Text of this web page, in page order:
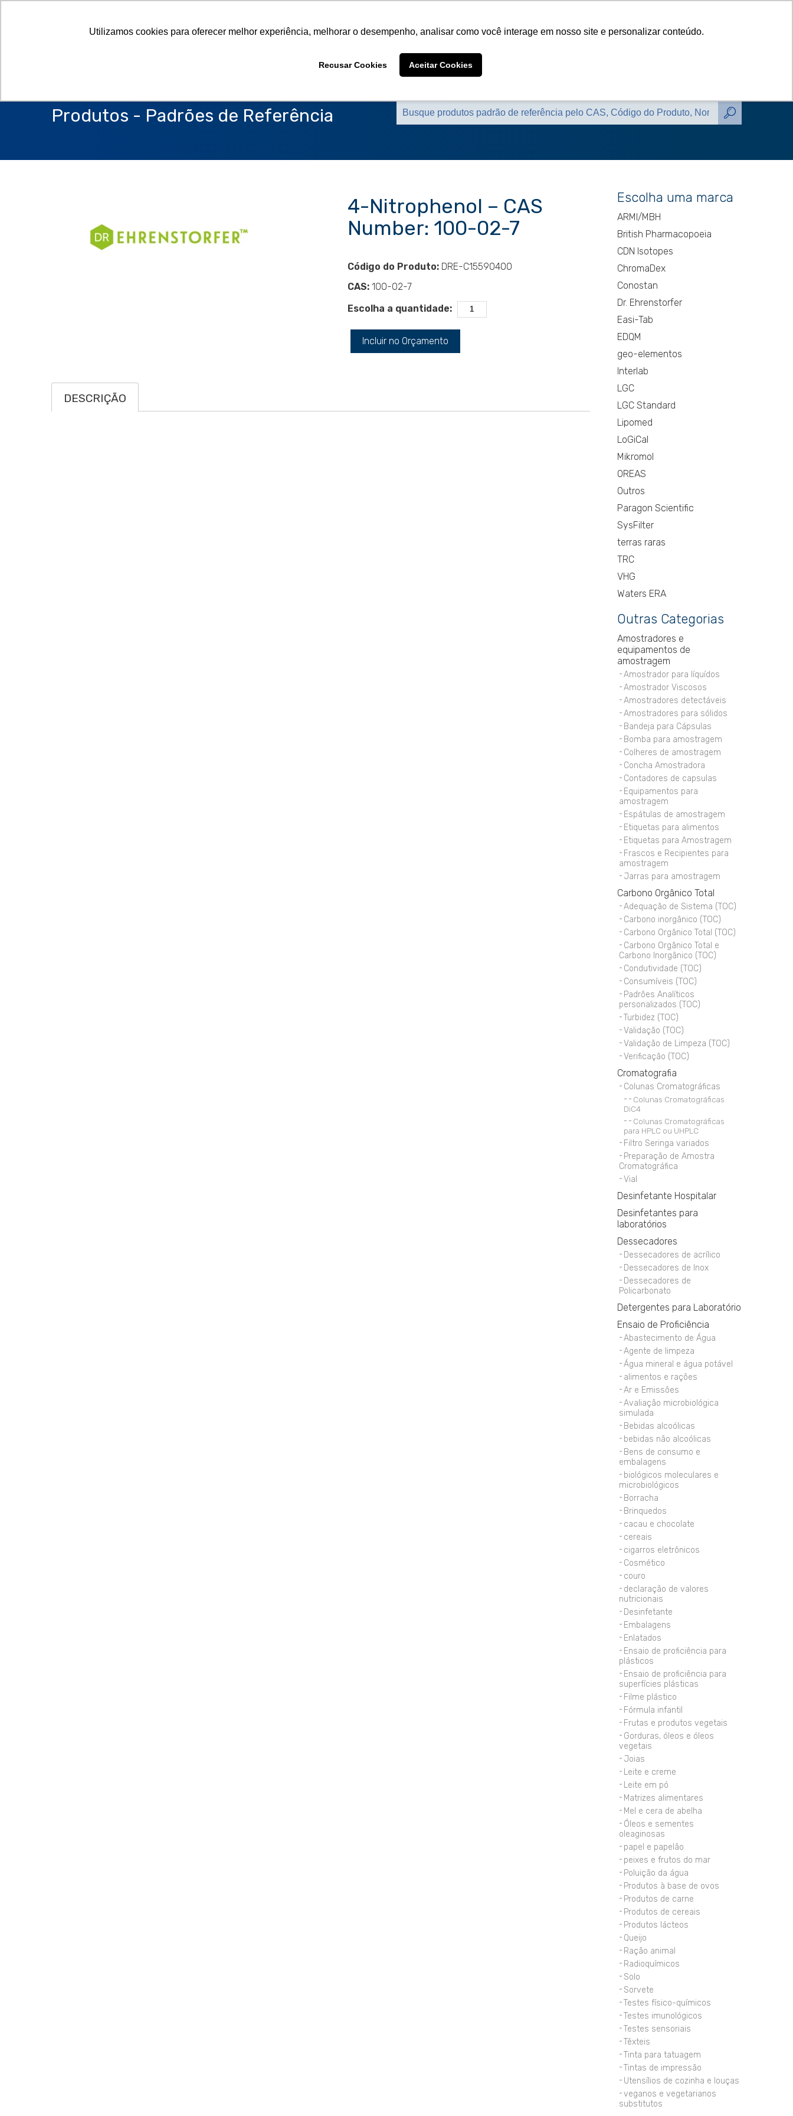
Utilizamos cookies para oferecer melhor experiência, melhorar o desempenho, analisar como você interage em nosso site e personalizar conteúdo.
Recusar Cookies Aceitar Cookies
Sobre a CMS
Produtos Marcas Representadas Catálogos Contato Blog
Produtos - Padrões de Referência
4-Nitrophenol – CAS
Number: 100-02-7
Código do Produto: DRE-C15590400
CAS: 100-02-7
Escolha a quantidade:
Incluir no Orçamento
DESCRIÇÃO
Escolha uma marca
ARMI/MBH
British Pharmacopoeia
CDN Isotopes
ChromaDex
Conostan
Dr. Ehrenstorfer
Easi-Tab
EDQM
geo-elementos
Interlab
LGC
LGC Standard
Lipomed
LoGiCal
Mikromol
OREAS
Outros
Paragon Scientific
SysFilter
terras raras
TRC
VHG
Waters ERA
Outras Categorias
Amostradores e
equipamentos de
amostragem
Amostrador para líquídos
Amostrador Viscosos
Amostradores detectáveis
Amostradores para sólidos
Bandeja para Cápsulas
Bomba para amostragem
Colheres de amostragem
Concha Amostradora
Contadores de capsulas
Equipamentos para
amostragem
Espátulas de amostragem
Etiquetas para alimentos
Etiquetas para Amostragem
Frascos e Recipientes para
amostragem
Jarras para amostragem
Carbono Orgânico Total
Adequação de Sistema (TOC)
Carbono inorgânico (TOC)
Carbono Orgânico Total (TOC)
Carbono Orgânico Total e
Carbono Inorgânico (TOC)
Condutividade (TOC)
Consumíveis (TOC)
Padrões Analíticos
personalizados (TOC)
Turbidez (TOC)
Validação (TOC)
Validação de Limpeza (TOC)
Verificação (TOC)
Cromatografia
Colunas Cromatográficas
Colunas Cromatográficas
DiC4
Colunas Cromatográficas
para HPLC ou UHPLC
Filtro Seringa variados
Preparação de Amostra
Cromatográfica
Vial
Desinfetante Hospitalar
Desinfetantes para
laboratórios
Dessecadores
Dessecadores de acrílico
Dessecadores de Inox
Dessecadores de
Policarbonato
Detergentes para Laboratório
Ensaio de Proficiência
Abastecimento de Água
Agente de limpeza
Água mineral e água potável
alimentos e rações
Ar e Emissões
Avaliação microbiológica
simulada
Bebidas alcoólicas
bebidas não alcoólicas
Bens de consumo e
embalagens
biológicos moleculares e
microbiológicos
Borracha
Brinquedos
cacau e chocolate
cereais
cigarros eletrônicos
Cosmético
couro
declaração de valores
nutricionais
Desinfetante
Embalagens
Enlatados
Ensaio de proficiência para
plásticos
Ensaio de proficiência para
superfícies plásticas
Filme plástico
Fórmula infantil
Frutas e produtos vegetais
Gorduras, óleos e óleos
vegetais
Joias
Leite e creme
Leite em pó
Matrizes alimentares
Mel e cera de abelha
Óleos e sementes
oleaginosas
papel e papelão
peixes e frutos do mar
Poluição da água
Produtos à base de ovos
Produtos de carne
Produtos de cereais
Produtos lácteos
Queijo
Ração animal
Radioquímicos
Solo
Sorvete
Testes físico-químicos
Testes imunológicos
Testes sensoriais
Têxteis
Tinta para tatuagem
Tintas de impressão
Utensílios de cozinha e louças
veganos e vegetarianos
substitutos